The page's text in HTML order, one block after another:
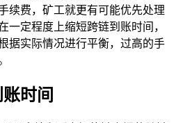
续费，矿工就更有可能优先处理
一定程度上缩短跨链到账时间，
据实际情况进行平衡，过高的手
时间